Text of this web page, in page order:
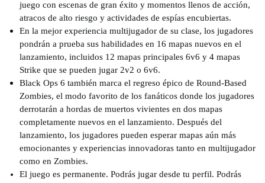
juego con escenas de gran éxito y momentos llenos de acción,
atracos de alto riesgo y actividades de espías encubiertas.
En la mejor experiencia multijugador de su clase, los jugadores
pondrán a prueba sus habilidades en 16 mapas nuevos en el
lanzamiento, incluidos 12 mapas principales 6v6 y 4 mapas
Strike que se pueden jugar 2v2 o 6v6.
Black Ops 6 también marca el regreso épico de Round-Based
Zombies, el modo favorito de los fanáticos donde los jugadores
derrotarán a hordas de muertos vivientes en dos mapas
completamente nuevos en el lanzamiento. Después del
lanzamiento, los jugadores pueden esperar mapas aún más
emocionantes y experiencias innovadoras tanto en multijugador
como en Zombies.
El juego es permanente. Podrás jugar desde tu perfil. Podrás